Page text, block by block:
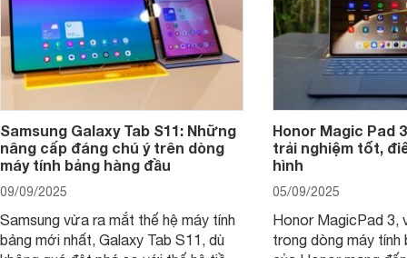
Samsung Galaxy Tab S11: Những
nâng cấp đáng chú ý trên dòng
máy tính bảng hàng đầu
09/09/2025
Samsung vừa ra mắt thế hệ máy tính
bảng mới nhất, Galaxy Tab S11, dù
Honor Magic Pad
trải nghiệm tốt,
hình
05/09/2025
Honor MagicPad 3,
trong dòng máy tính